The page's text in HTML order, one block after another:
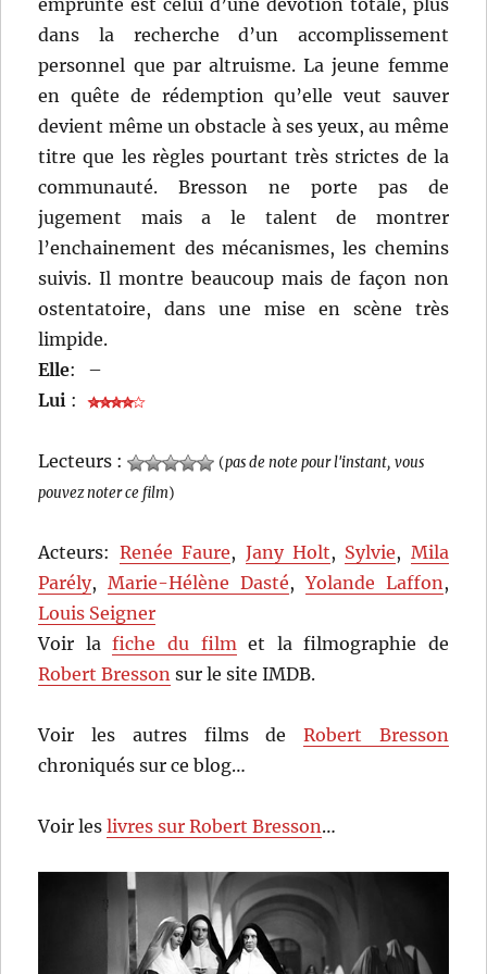
emprunte est celui d’une dévotion totale, plus
dans la recherche d’un accomplissement
personnel que par altruisme. La jeune femme
en quête de rédemption qu’elle veut sauver
devient même un obstacle à ses yeux, au même
titre que les règles pourtant très strictes de la
communauté. Bresson ne porte pas de
jugement mais a le talent de montrer
l’enchainement des mécanismes, les chemins
suivis. Il montre beaucoup mais de façon non
ostentatoire, dans une mise en scène très
limpide.
Elle:
–
Lui :
Lecteurs : (pas de note pour l'instant, vous
pouvez noter ce film)
Acteurs: Renée Faure, Jany Holt, Sylvie, Mila
Parély,Marie-Hélène Dasté,Yolande Laffon,
Louis Seigner
Voir lafiche du filmet la filmographie de
Robert Bresson sur le site IMDB.
Voir les autres films de Robert Bresson
chroniqués sur ce blog…
Voir leslivres sur Robert Bresson…